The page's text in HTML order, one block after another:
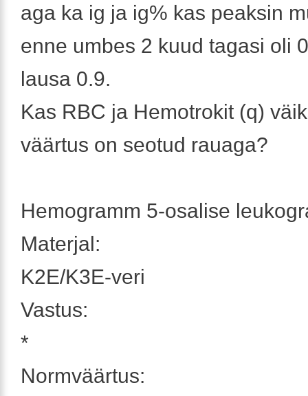
aga ka ig ja ig% kas peaksin
enne umbes 2 kuud tagasi oli
lausa 0.9.
Kas RBC ja Hemotrokit (q)
väärtus on seotud rauaga?
Hemogramm 5-osalise
Materjal:
K2E/K3E-veri
Vastus:
*
Normväärtus: